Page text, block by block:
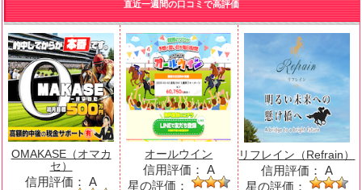
直近一週間の口コミで高評価
OMAKASE（オマカ
セ）
信用評価： A
オールウイン
信用評価： A
星の評価：
リフレイン（Refrain）
信用評価： A
星の評価：